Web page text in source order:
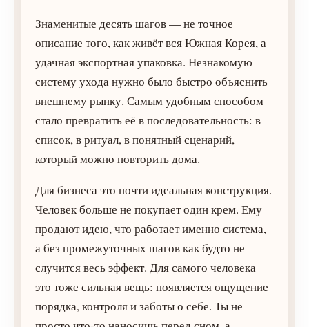
Знаменитые десять шагов — не точное
описание того, как живёт вся Южная Корея, а
удачная экспортная упаковка. Незнакомую
систему ухода нужно было быстро объяснить
внешнему рынку. Самым удобным способом
стало превратить её в последовательность: в
список, в ритуал, в понятный сценарий,
который можно повторить дома.
Для бизнеса это почти идеальная конструкция.
Человек больше не покупает один крем. Ему
продают идею, что работает именно система,
а без промежуточных шагов как будто не
случится весь эффект. Для самого человека
это тоже сильная вещь: появляется ощущение
порядка, контроля и заботы о себе. Ты не